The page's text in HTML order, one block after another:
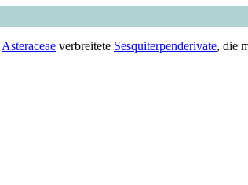
Asteraceae verbreitete Sesquiterpenderivate, die